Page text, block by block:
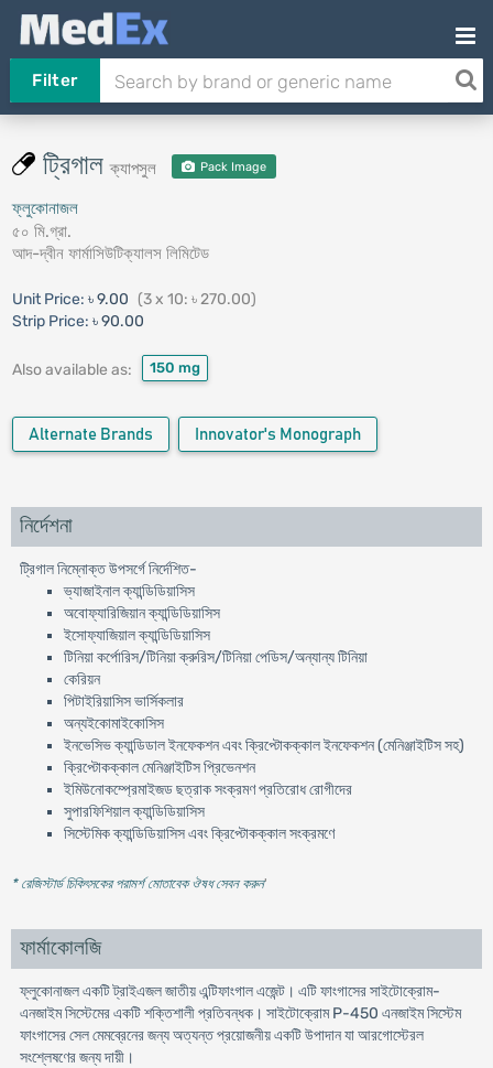
Filter
ট্রিগালক্যাপসুল Pack Image
ফ্লুকোনাজল
৫০ মি.গ্রা.
আদ-দ্বীন ফার্মাসিউটিক্যালস লিমিটেড
Unit Price: ৳ 9.00 (3 x 10: ৳ 270.00)
Strip Price: ৳ 90.00
Also available as: 150 mg
Alternate Brands Innovator's Monograph
নির্দেশনা
ট্রিগাল নিম্নোক্ত উপসর্গে নির্দেশিত-
ভ্যাজাইনাল ক্যান্ডিডিয়াসিস
অবোফ্যারিজিয়ান ক্যান্ডিডিয়াসিস
ইসোফ্যাজিয়াল ক্যান্ডিডিয়াসিস
টিনিয়া কর্পোরিস/টিনিয়া ক্রুরিস/টিনিয়া পেডিস/অন্যান্য টিনিয়া
কেরিয়ন
পিটাইরিয়াসিস ভার্সিকলার
অন্যইকোমাইকোসিস
ইনভেসিভ ক্যান্ডিডাল ইনফেকশন এবং ক্রিপ্টোকক্কাল ইনফেকশন (মেনিঞ্জাইটিস সহ)
ক্রিপ্টোকক্কাল মেনিঞ্জাইটিস প্রিভেনশন
ইমিউনোকম্প্রেমাইজড ছত্রাক সংক্রমণ প্রতিরোধ রোগীদের
সুপারফিশিয়াল ক্যান্ডিডিয়াসিস
সিস্টেমিক ক্যান্ডিডিয়াসিস এবং ক্রিপ্টোকক্কাল সংক্রমণে
* রেজিস্টার্ড চিকিৎসকের পরামর্শ মোতাবেক ঔষধ সেবন করুন'
ফার্মাকোলজি
ফ্লুকোনাজল একটি ট্রাইএজল জাতীয় এন্টিফাংগাল এজেন্ট। এটি ফাংগাসের সাইটোক্রোম-
এনজাইম সিস্টেমের একটি শক্তিশালী প্রতিবন্ধক। সাইটোক্রোম P-450 এনজাইম সিস্টেম
ফাংগাসের সেল মেমব্রেনের জন্য অত্যন্ত প্রয়োজনীয় একটি উপাদান যা আরগোস্টেরল
সংশ্লেষণের জন্য দায়ী।